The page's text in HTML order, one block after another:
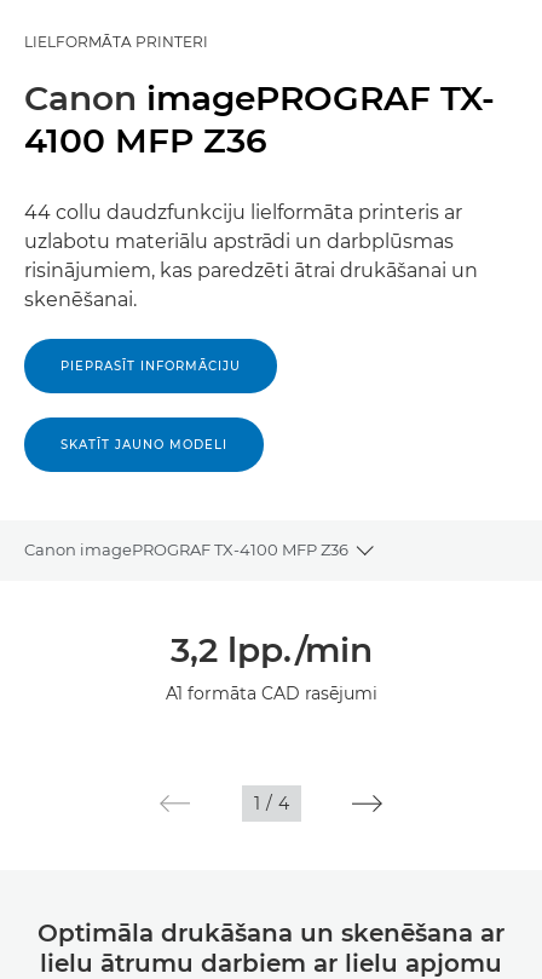
LIELFORMĀTA PRINTERI
Canon imagePROGRAF TX-
4100 MFP Z36
44 collu daudzfunkciju lielformāta printeris ar
uzlabotu materiālu apstrādi un darbplūsmas
risinājumiem, kas paredzēti ātrai drukāšanai un
skenēšanai.
PIEPRASĪT INFORMĀCIJU
SKATĪT JAUNO MODELI
Canon imagePROGRAF TX-4100 MFP Z36
Toggle breadcrumbs
3,2 lpp./min
A1 formāta CAD rasējumi
1 / 4
Optimāla drukāšana un skenēšana ar
lielu ātrumu darbiem ar lielu apjomu